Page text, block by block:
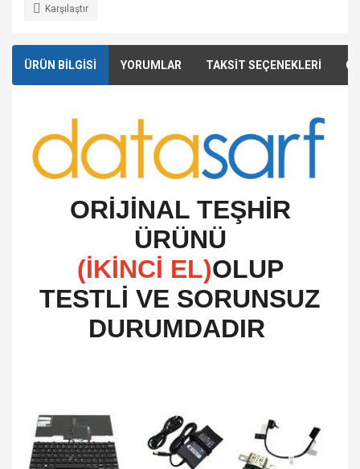
Karşılaştır
ÜRÜN BİLGİSİ YORUMLAR TAKSİT SEÇENEKLERİ
ORİJİNAL TEŞHİR
ÜRÜNÜ
(İKİNCİ EL)OLUP
TESTLİ VE SORUNSUZ
DURUMDADIR